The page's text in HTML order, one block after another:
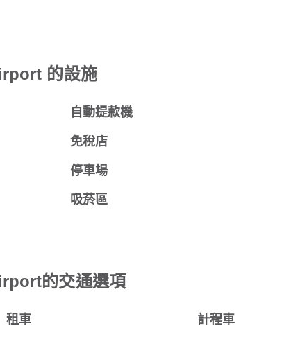
的設施
自動提款機
免稅店
停車場
吸菸區
的交通選項
租車 計程車